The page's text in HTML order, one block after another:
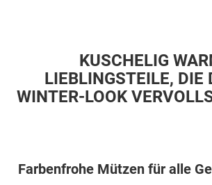
KUSCHELIG
LIEBLINGSTEILE, DIE
WINTER-LOOK
Farbenfrohe Mützen für alle